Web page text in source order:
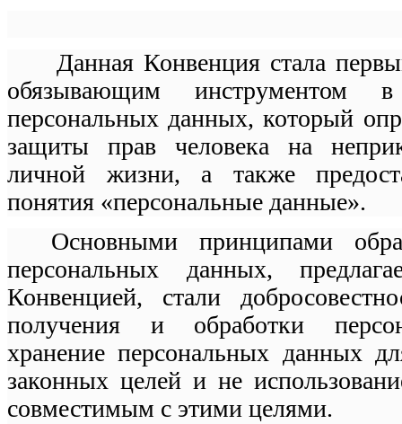
Данная Конвенция стала
обязывающим инструментом
персональных данных, который
защиты прав человека на
личной жизни, а также
понятия «персональные данные».
Основными принципами
персональных данных,
Конвенцией, стали
получения и обработки
хранение персональных данных
законных целей и не
совместимым с этими целями.